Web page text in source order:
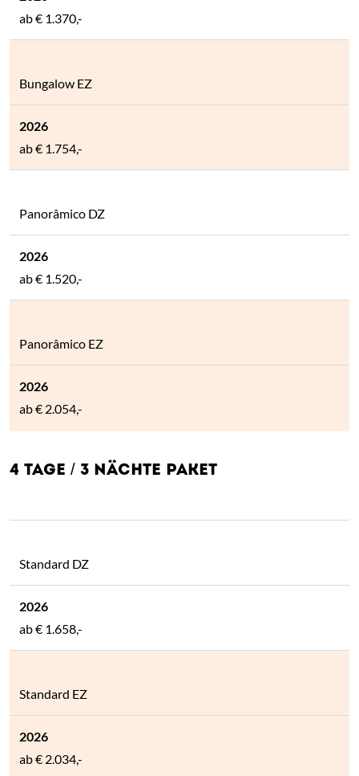
ab€ 1.370,-
Bungalow EZ
ab€ 1.754,-
Panorâmico DZ
ab€ 1.520,-
Panorâmico EZ
ab€ 2.054,-
4 TAGE / 3 NÄCHTE PAKET
Standard DZ
ab€ 1.658,-
Standard EZ
ab€ 2.034,-